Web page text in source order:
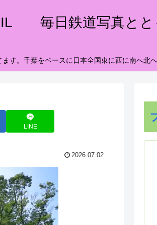
毎日鉄道写真とと
す。千葉をベースに日本全国東に西に南へ北へ
LINE
2026.07.02